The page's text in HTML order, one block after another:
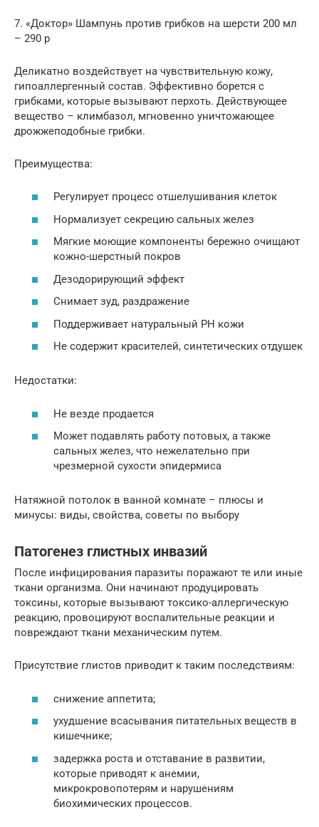
7. «Доктор» Шампунь против грибков на шерсти 200 мл
– 290 р
Деликатно воздействует на чувствительную кожу,
гипоаллергенный состав. Эффективно борется с
грибками, которые вызывают перхоть. Действующее
вещество – климбазол, мгновенно уничтожающее
дрожжеподобные грибки.
Преимущества:
Регулирует процесс отшелушивания клеток
Нормализует секрецию сальных желез
Мягкие моющие компоненты бережно очищают
кожно-шерстный покров
Дезодорирующий эффект
Снимает зуд, раздражение
Поддерживает натуральный PH кожи
Не содержит красителей, синтетических отдушек
Недостатки:
Не везде продается
Может подавлять работу потовых, а также
сальных желез, что нежелательно при
чрезмерной сухости эпидермиса
Натяжной потолок в ванной комнате – плюсы и
минусы: виды, свойства, советы по выбору
Патогенез глистных инвазий
После инфицирования паразиты поражают те или иные
ткани организма. Они начинают продуцировать
токсины, которые вызывают токсико-аллергическую
реакцию, провоцируют воспалительные реакции и
повреждают ткани механическим путем.
Присутствие глистов приводит к таким последствиям:
снижение аппетита;
ухудшение всасывания питательных веществ в
кишечнике;
задержка роста и отставание в развитии,
которые приводят к анемии,
микрокровопотерям и нарушениям
биохимических процессов.